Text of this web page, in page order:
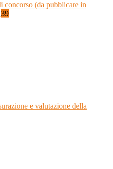
concorso (da pubblicare in
39
e valutazione della